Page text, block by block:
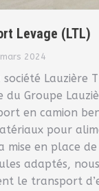
Levage (LTL)
2024
Lauzière
du Groupe
en camion
pour
mise en place de
adaptés, nous
le transport